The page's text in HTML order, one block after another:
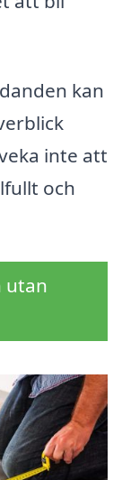
kan
inte att
och
utan